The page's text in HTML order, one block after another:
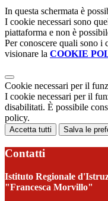
In questa schermata è
I cookie necessari sono
piattaforma e non è
Per conoscere quali sono i
visionare la COOKIE
Cookie necessari per il
I cookie necessari per il
disabilitati. È possibile
policy.
Accetta tutti Salva le
Contatti
Istituto Regionale
"Francesca Morvillo"